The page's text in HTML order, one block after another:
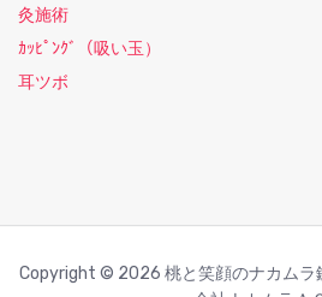
灸施術
ｶｯﾋﾟﾝｸﾞ（吸い玉）
耳ツボ
Copyright © 2026 桃と笑顔のナカムラ